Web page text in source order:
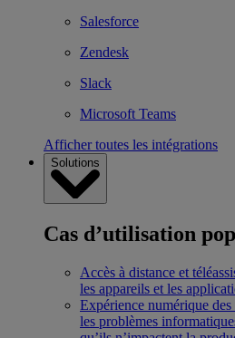
Salesforce
Zendesk
Slack
Microsoft Teams
Afficher toutes les intégrations
Solutions
Cas d’utilisation
Accès à distance et
les appareils et les
Expérience numérique
les problèmes